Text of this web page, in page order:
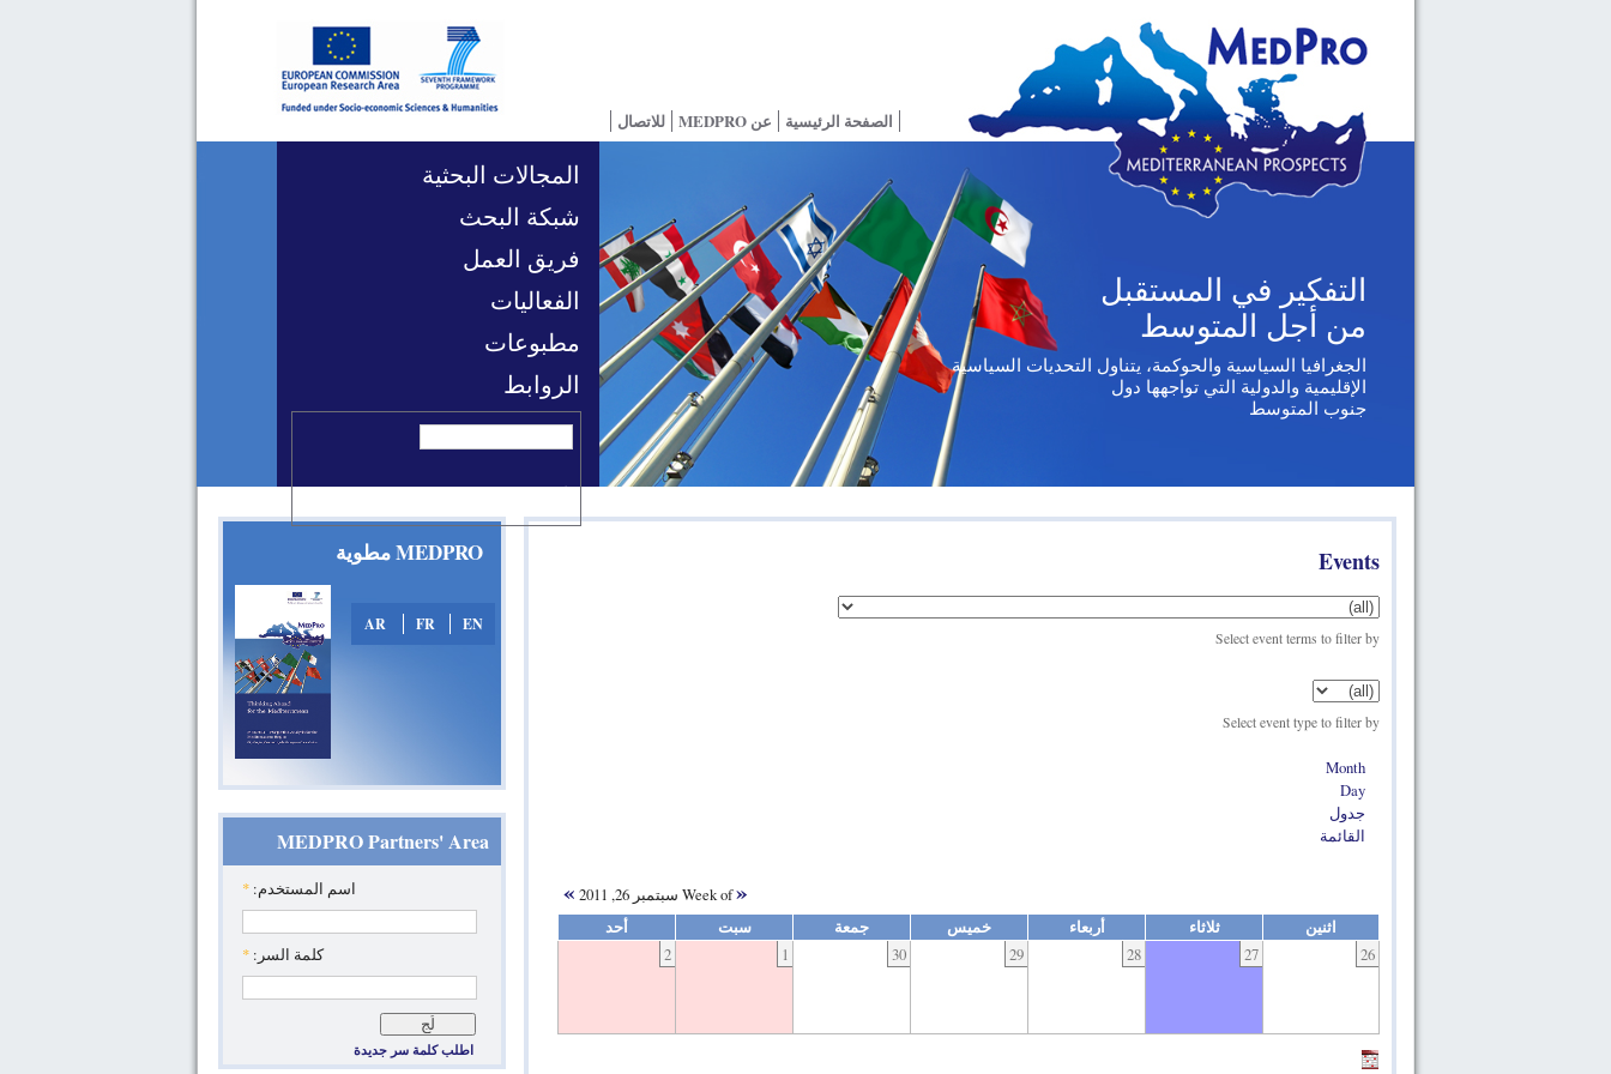
التفكير في المستقبل
من أجل المتوسط
الجغرافيا السياسية والحوكمة، يتناول التحديات السياسية
الإقليمية والدولية التي تواجهها دول
جنوب المتوسط
الصفحة الرئيسية عن MEDPRO للاتصال
المجالات البحثية
شبكة البحث
فريق العمل
الفعاليات
مطبوعات
الروابط
MEDPRO مطوية
EN
FR
AR
MEDPRO Partners' Area
‏اسم المستخدم: ‏ *
‏كلمة السر: ‏ *
اطلب كلمة سر جديدة
Events
Select event terms to filter by
Select event type to filter by
Month
Day
جدول
القائمة
«Week of سبتمبر 26, 2011 »
اثنين ثلاثاء أربعاء خميس جمعة سبت
أحد
26
27
28
29
30
1
2